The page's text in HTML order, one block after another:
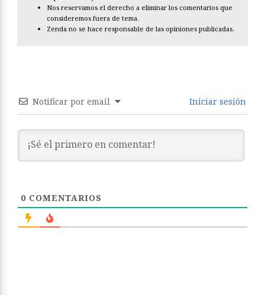
Nos reservamos el derecho a eliminar los comentarios que
consideremos fuera de tema.
Zenda no se hace responsable de las opiniones publicadas.
Notificar por email Iniciar sesión
0 COMENTARIOS